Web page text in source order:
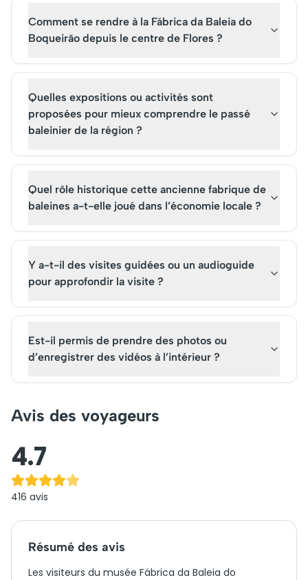
les habitants utilisaient ses
eaux pour irriguer les terres
soulignant son importance
et son patrimoine culturel.
l'île. C'est un lieu de
contemplation et de
connexion avec la
explorer les sentiers
environnants et à
la biodiversité
cette région
Comment se rendre à la Fábrica da Baleia do
Boqueirão depuis le centre de Flores ?
Quelles expositions ou activités sont
proposées pour mieux comprendre le passé
baleinier de la région ?
Quel rôle historique cette ancienne fabrique de
baleines a-t-elle joué dans l’économie locale ?
Y a-t-il des visites guidées ou un audioguide
pour approfondir la visite ?
Est-il permis de prendre des photos ou
d’enregistrer des vidéos à l’intérieur ?
Avis des voyageurs
4.7
416 avis
Résumé des avis
Les visiteurs du musée Fábrica da Baleia do